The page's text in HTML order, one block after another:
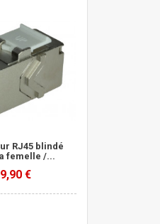
RJ45 blindé
femelle /...
9,90 €